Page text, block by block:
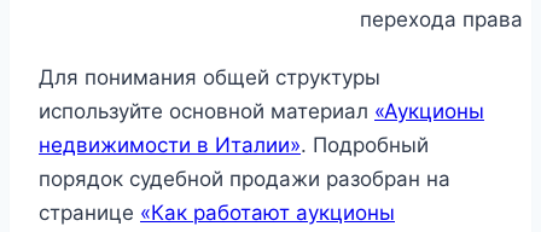
перехода права
Для понимания общей структуры
используйте основной материал «Аукционы
недвижимости в Италии». Подробный
порядок судебной продажи разобран на
странице «Как работают аукционы